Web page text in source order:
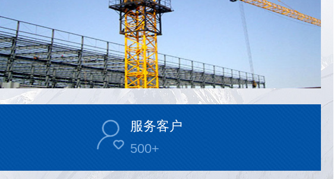
服务客户
500+